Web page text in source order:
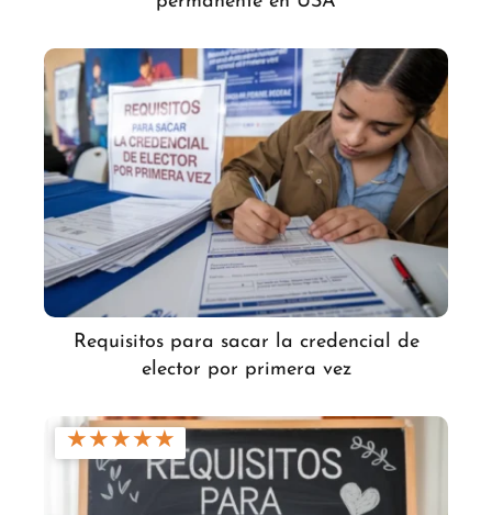
Requisitos para sacar la credencial de
elector por primera vez
★★★★★